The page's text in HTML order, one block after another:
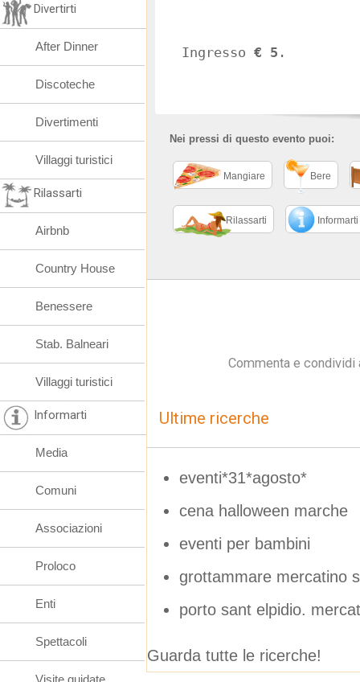
Ingresso € 5 .
Nei pressi di questo evento puoi:
Mangiare Bere
Rilassarti Informarti
Commenta e
Ultime ricerche
eventi*31*agosto*
cena halloween marche
eventi per bambini
grottammare mercatino
porto sant elpidio.
Guarda tutte le ricerche!
Divertirti
After Dinner
Discoteche
Divertimenti
Villaggi turistici
Rilassarti
Airbnb
Country House
Benessere
Stab. Balneari
Villaggi turistici
Informarti
Media
Comuni
Associazioni
Proloco
Enti
Spettacoli
Visite guidate